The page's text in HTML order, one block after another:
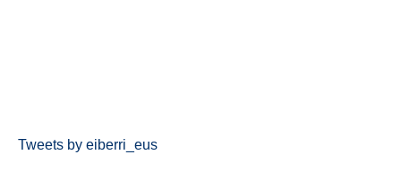
Tweets by eiberri_eus